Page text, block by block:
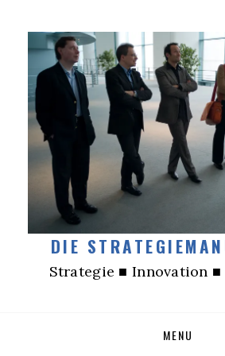
DIE
Strategie ■ Innovation
MENU